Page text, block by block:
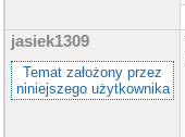
jasiek1309
Temat założony przez
niniejszego użytkownika